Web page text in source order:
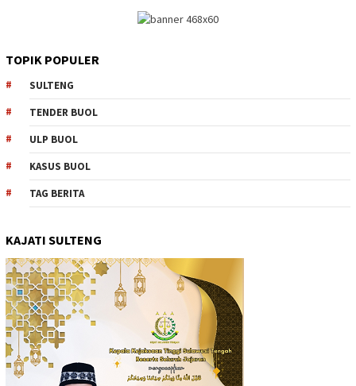
TOPIK POPULER
SULTENG
TENDER BUOL
ULP BUOL
KASUS BUOL
TAG BERITA
KAJATI SULTENG